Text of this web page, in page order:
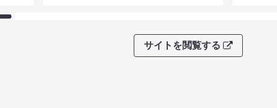
サイトを閲覧する